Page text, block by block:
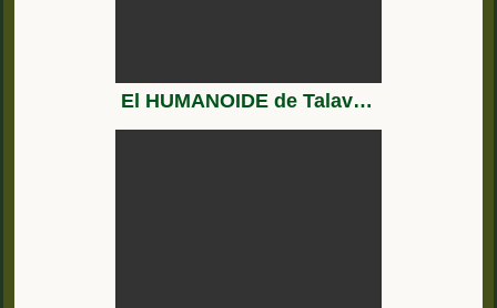
El HUMANOIDE de Talavera la Real (Badajoz)